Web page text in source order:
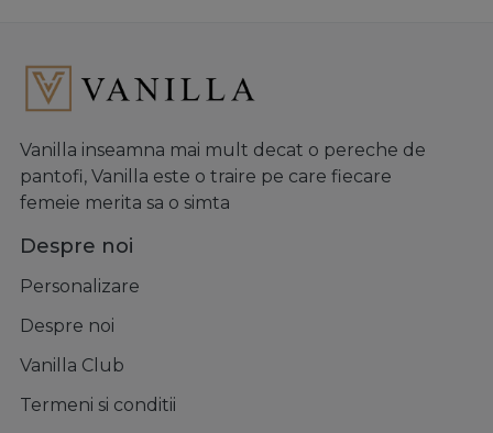
Vanilla inseamna mai mult decat o pereche de
pantofi, Vanilla este o traire pe care fiecare
femeie merita sa o simta
Despre noi
Personalizare
Despre noi
Vanilla Club
Termeni si conditii